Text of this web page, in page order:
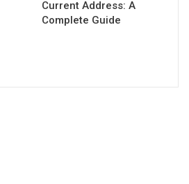
Current Address: A
Complete Guide